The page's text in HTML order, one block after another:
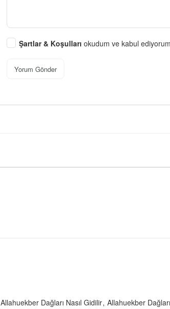
Şartlar & Koşullarıokudum ve kabul
Yorum Gönder
Allahuekber Dağları Nasıl Gidilir Allahuekber